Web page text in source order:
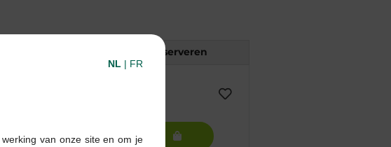
Reserveren
+ In winkelmandje
NL | FR
van onze site en om je